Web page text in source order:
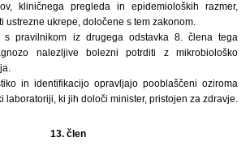
kliničnega pregleda in epidemioloških razmer,
ustrezne ukrepe, določene s tem zakonom.
s pravilnikom iz drugega odstavka 8. člena tega
nalezljive bolezni potrditi z mikrobiološko
in identifikacijo opravljajo pooblaščeni oziroma
laboratoriji, ki jih določi minister, pristojen za zdravje.
13. člen